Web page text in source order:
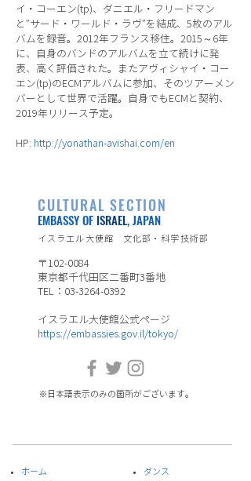
イ・コーエン(tp)、ダニエル・フリードマン
と”サード・ワールド・ラヴ”を結成、5枚のアル
バムを録音。2012年フランス移住。2015～6年
に、自身のバンドのアルバムを立て続けに発
表、高く評価された。またアヴィシャイ・コー
エン(tp)のECMアルバムに参加、そのツアーメン
バーとして世界で活躍。自身でもECMと契約、
2019年リリース予定。
HP: http://yonathan-avishai.com/en
CULTURAL SECTION
EMBASSY OF ISRAEL, JAPAN
イスラエル大使館 文化部・科学技術部
〒102-0084
東京都千代田区二番町3番地
TEL：03-3264-0392
イスラエル大使館公式ページ
https://embassies.gov.il/tokyo/
ホーム
ダンス
※日本語表示のみの箇所がございます。